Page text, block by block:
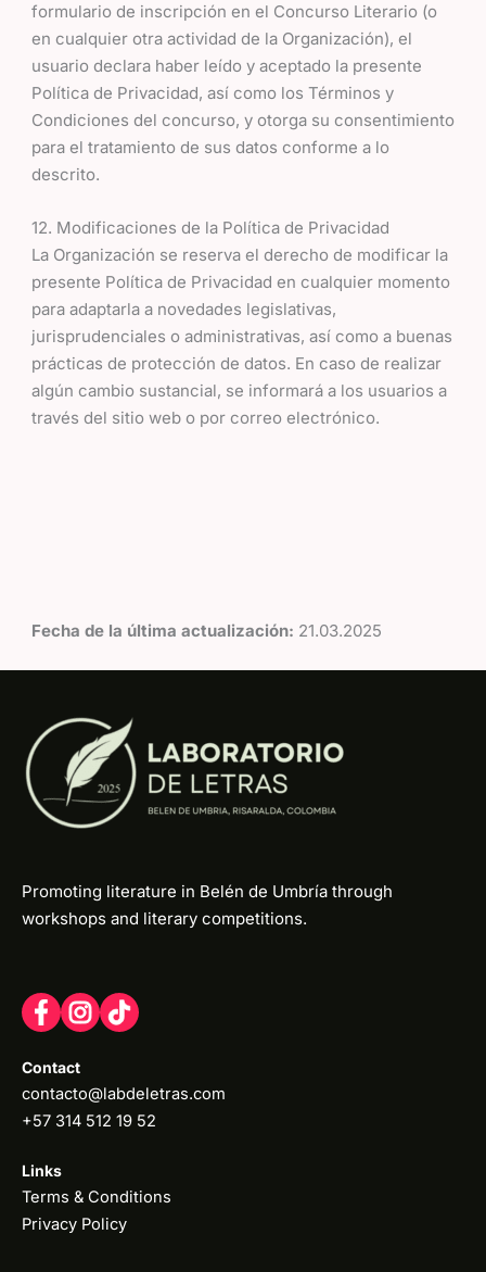
formulario de inscripción en el Concurso Literario (o
en cualquier otra actividad de la Organización), el
usuario declara haber leído y aceptado la presente
Política de Privacidad, así como los Términos y
Condiciones del concurso, y otorga su consentimiento
para el tratamiento de sus datos conforme a lo
descrito.
12. Modificaciones de la Política de Privacidad
La Organización se reserva el derecho de modificar la
presente Política de Privacidad en cualquier momento
para adaptarla a novedades legislativas,
jurisprudenciales o administrativas, así como a buenas
prácticas de protección de datos. En caso de realizar
algún cambio sustancial, se informará a los usuarios a
través del sitio web o por correo electrónico.
Fecha de la última actualización: 21.03.2025
Promoting literature in Belén de Umbría through
workshops and literary competitions.
Contact
contacto@labdeletras.com
+57 314 512 19 52
Links
Terms & Conditions
Privacy Policy